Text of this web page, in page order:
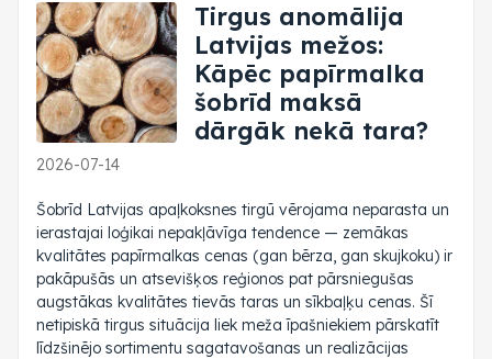
Tirgus anomālija
Latvijas mežos:
Kāpēc papīrmalka
šobrīd maksā
dārgāk nekā tara?
2026-07-14
Šobrīd Latvijas apaļkoksnes tirgū vērojama neparasta un
ierastajai loģikai nepakļāvīga tendence — zemākas
kvalitātes papīrmalkas cenas (gan bērza, gan skujkoku) ir
pakāpušās un atsevišķos reģionos pat pārsniegušas
augstākas kvalitātes tievās taras un sīkbaļķu cenas. Šī
netipiskā tirgus situācija liek meža īpašniekiem pārskatīt
līdzšinējo sortimentu sagatavošanas un realizācijas